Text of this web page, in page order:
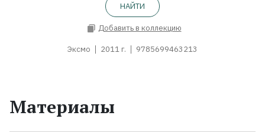
НАЙТИ
Добавить в коллекцию
Эксмо 2011 г. 9785699463213
Материалы